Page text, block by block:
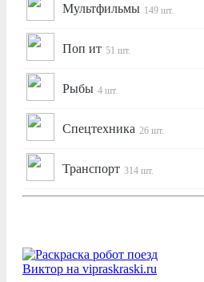
Мультфильмы 149 шт.
Поп ит 51 шт.
Рыбы 4 шт.
Спецтехника 26 шт.
Транспорт 314 шт.